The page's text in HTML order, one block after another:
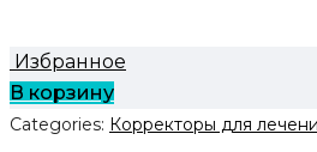
Избранное
В корзину
Categories: Корректоры для